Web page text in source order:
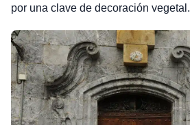
por una clave de decoración vegetal.